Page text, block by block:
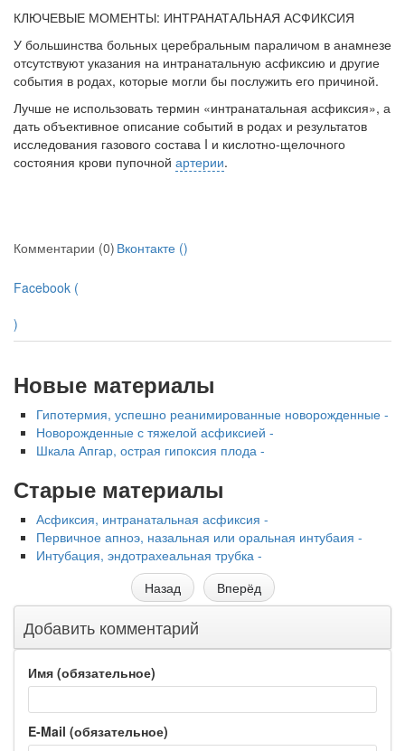
КЛЮЧЕВЫЕ МОМЕНТЫ: ИНТРАНАТАЛЬНАЯ АСФИКСИЯ
У большинства больных церебральным параличом в анамнезе
отсутствуют указания на интранатальную асфиксию и другие
события в родах, которые могли бы послужить его причиной.
Лучше не использовать термин «интранатальная асфиксия», а
дать объектив­ное описание событий в родах и результатов
исследования газового состава I и кислотно-щелочного
состояния крови пупочной артерии.
Комментарии (0) Вконтакте ()
Facebook (
)
Новые материалы
Гипотермия, успешно реанимированные новорожденные -
Новорожденные с тяжелой асфиксией -
Шкала Апгар, острая гипоксия плода -
Старые материалы
Асфиксия, интранатальная асфиксия -
Первичное апноэ, назальная или оральная интубаия -
Интубация, эндотрахеальная трубка -
Назад
Вперёд
Добавить комментарий
Имя (обязательное)
E-Mail (обязательное)